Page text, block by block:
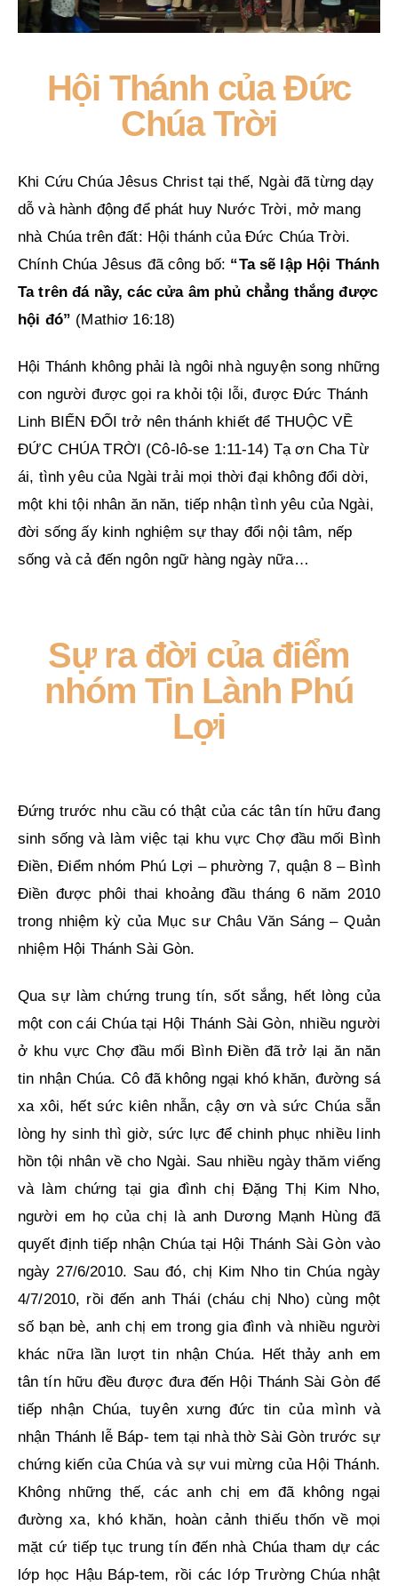
Hội Thánh của Đức
Chúa Trời
Khi Cứu Chúa Jêsus Christ tại thế, Ngài đã từng dạy
dỗ và hành động để phát huy Nước Trời, mở mang
nhà Chúa trên đất: Hội thánh của Đức Chúa Trời.
Chính Chúa Jêsus đã công bố: “Ta sẽ lập Hội Thánh
Ta trên đá nầy, các cửa âm phủ chẳng thắng được
hội đó” (Mathiơ 16:18)
Hội Thánh không phải là ngôi nhà nguyện song những
con người được gọi ra khỏi tội lỗi, được Đức Thánh
Linh BIẾN ĐỔI trở nên thánh khiết để THUỘC VỀ
ĐỨC CHÚA TRỜI (Cô-lô-se 1:11-14) Tạ ơn Cha Từ
ái, tình yêu của Ngài trải mọi thời đại không đổi dời,
một khi tội nhân ăn năn, tiếp nhận tình yêu của Ngài,
đời sống ấy kinh nghiệm sự thay đổi nội tâm, nếp
sống và cả đến ngôn ngữ hàng ngày nữa…
Sự ra đời của điểm
nhóm Tin Lành Phú
Lợi
Đứng trước nhu cầu có thật của các tân tín hữu đang
sinh sống và làm việc tại khu vực Chợ đầu mối Bình
Điền, Điểm nhóm Phú Lợi – phường 7, quận 8 – Bình
Điền được phôi thai khoảng đầu tháng 6 năm 2010
trong nhiệm kỳ của Mục sư Châu Văn Sáng – Quản
nhiệm Hội Thánh Sài Gòn.
Qua sự làm chứng trung tín, sốt sắng, hết lòng của
một con cái Chúa tại Hội Thánh Sài Gòn, nhiều người
ở khu vực Chợ đầu mối Bình Điền đã trở lại ăn năn
tin nhận Chúa. Cô đã không ngại khó khăn, đường sá
xa xôi, hết sức kiên nhẫn, cậy ơn và sức Chúa sẵn
lòng hy sinh thì giờ, sức lực để chinh phục nhiều linh
hồn tội nhân về cho Ngài. Sau nhiều ngày thăm viếng
và làm chứng tại gia đình chị Đặng Thị Kim Nho,
người em họ của chị là anh Dương Mạnh Hùng đã
quyết định tiếp nhận Chúa tại Hội Thánh Sài Gòn vào
ngày 27/6/2010. Sau đó, chị Kim Nho tin Chúa ngày
4/7/2010, rồi đến anh Thái (cháu chị Nho) cùng một
số bạn bè, anh chị em trong gia đình và nhiều người
khác nữa lần lượt tin nhận Chúa. Hết thảy anh em
tân tín hữu đều được đưa đến Hội Thánh Sài Gòn để
tiếp nhận Chúa, tuyên xưng đức tin của mình và
nhận Thánh lễ Báp- tem tại nhà thờ Sài Gòn trước sự
chứng kiến của Chúa và sự vui mừng của Hội Thánh.
Không những thế, các anh chị em đã không ngại
đường xa, khó khăn, hoàn cảnh thiếu thốn về mọi
mặt cứ tiếp tục trung tín đến nhà Chúa tham dự các
lớp học Hậu Báp-tem, rồi các lớp Trường Chúa nhật